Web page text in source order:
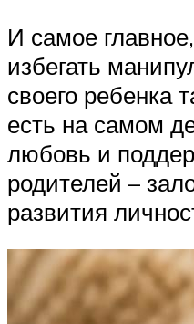
И самое
избегать
своего ребенка
есть на самом
любовь и
родителей –
развития